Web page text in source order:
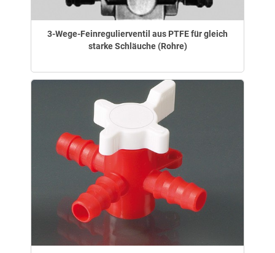
3-Wege-Feinregulierventil aus PTFE für gleich
starke Schläuche (Rohre)